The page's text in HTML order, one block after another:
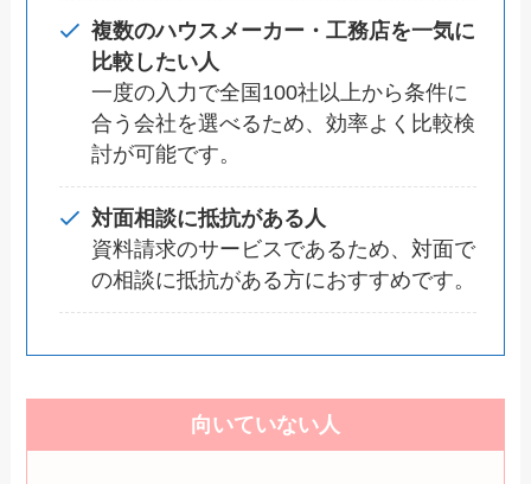
複数のハウスメーカー・工務店を一気に
比較したい人
一度の入力で全国100社以上から条件に
合う会社を選べるため、効率よく比較検
討が可能です。
対面相談に抵抗がある人
資料請求のサービスであるため、対面で
の相談に抵抗がある方におすすめです。
向いていない人